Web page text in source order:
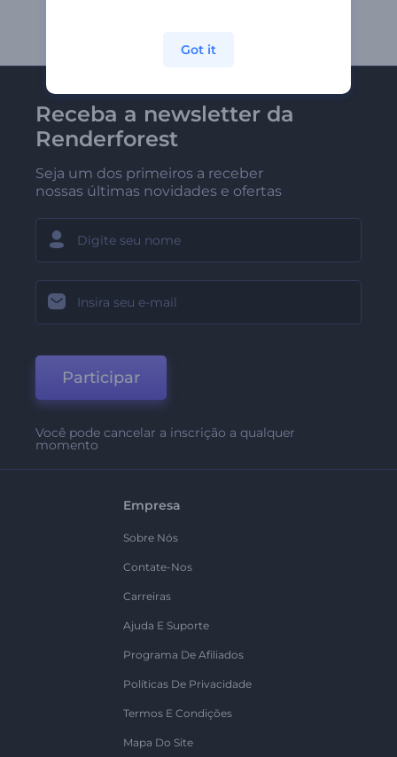
Receba a newsletter da
Renderforest
Seja um dos primeiros a receber
nossas últimas novidades e ofertas
Participar
Você pode cancelar a inscrição a qualquer
momento
Empresa
Sobre Nós
Contate-Nos
Carreiras
Ajuda E Suporte
Programa De Afiliados
Políticas De Privacidade
Termos E Condições
Mapa Do Site
Got it